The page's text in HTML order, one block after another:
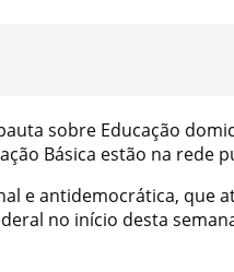
sobre Educação
Básica estão na rede
e antidemocrática, que
no início desta